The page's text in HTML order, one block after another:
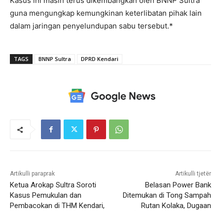
guna mengungkap kemungkinan keterlibatan pihak lain
dalam jaringan penyelundupan sabu tersebut.*
TAGS BNNP Sultra DPRD Kendari
Artikulli paraprak
Ketua Arokap Sultra Soroti
Kasus Pemukulan dan
Pembacokan di THM Kendari,
Artikulli tjetër
Belasan Power Bank
Ditemukan di Tong Sampah
Rutan Kolaka, Dugaan